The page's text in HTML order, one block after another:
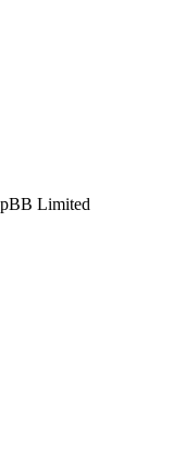
Limited